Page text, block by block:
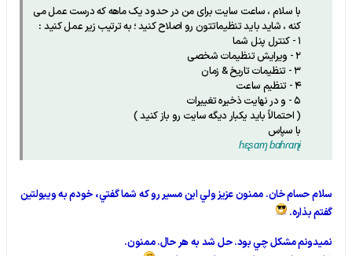
با سلام ، ساعت سایت برای من در حدود یک ماهه که درست عمل می
کنه ، شاید باید تنظیماتتون رو اصلاح کنید ؛ به ترتیب زیر عمل کنید :
1 - کنترل پنل شما
2 - ویرایش تنظیمات شخصی
3 - تنظیمات تاریخ & زمان
4 - تنظیم ساعت
5 - و در نهایت ذخیره تغییرات
( احتمالاً باید یکبار دیگه سایت رو باز کنید )
با سپاس
ɦɛʂɑɱ ɓɑɦɾɑɳɨ
سلام حسام خان. ممنون عزيز ولي اين مسير رو كه شما گفتي، خودم به ويبولتين
گفتم بذاره.
نميدونم مشكل چي بود. حل شد به هر حال. ممنون.